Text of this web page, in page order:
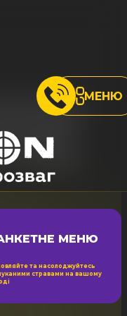
МЕНЮ
КИЄВІ
МЕНЮ
та насолоджуйтесь
стравами на вашому